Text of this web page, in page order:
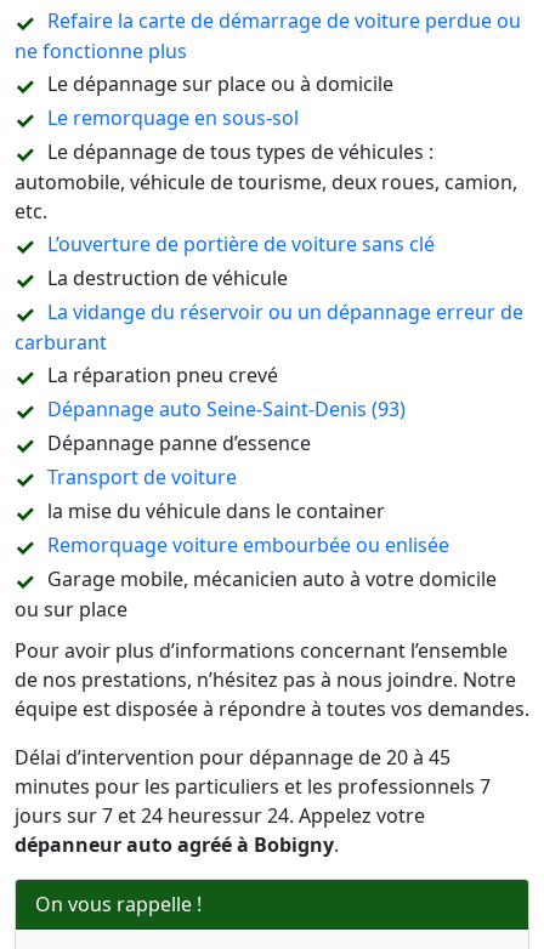
Refaire la carte de démarrage de voiture perdue ou
ne fonctionne plus
Le dépannage sur place ou à domicile
Le remorquage en sous-sol
Le dépannage de tous types de véhicules :
automobile, véhicule de tourisme, deux roues, camion,
etc.
L’ouverture de portière de voiture sans clé
La destruction de véhicule
La vidange du réservoir ou un dépannage erreur de
carburant
La réparation pneu crevé
Dépannage auto Seine-Saint-Denis (93)
Dépannage panne d’essence
Transport de voiture
la mise du véhicule dans le container
Remorquage voiture embourbée ou enlisée
Garage mobile, mécanicien auto à votre domicile
ou sur place
Pour avoir plus d’informations concernant l’ensemble
de nos prestations, n’hésitez pas à nous joindre. Notre
équipe est disposée à répondre à toutes vos demandes.
Délai d’intervention pour dépannage de 20 à 45
minutes pour les particuliers et les professionnels 7
jours sur 7 et 24 heuressur 24. Appelez votre
dépanneur auto agréé à Bobigny.
On vous rappelle !